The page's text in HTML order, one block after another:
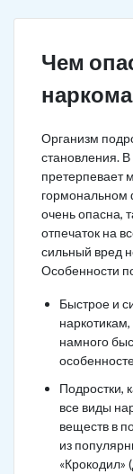
Чем
Организм
становления.
претерпевает
гормональном
очень опасна,
отпечаток на
сильный вред
Особенности
Быстрое и
намного
Подростки,
все виды
веществ в
из
«Крокодил»